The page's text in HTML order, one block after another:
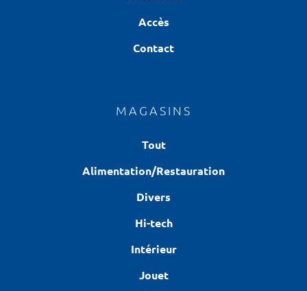
Accès
Contact
MAGASINS
Tout
Alimentation/Restauration
Divers
Hi-tech
Intérieur
Jouet